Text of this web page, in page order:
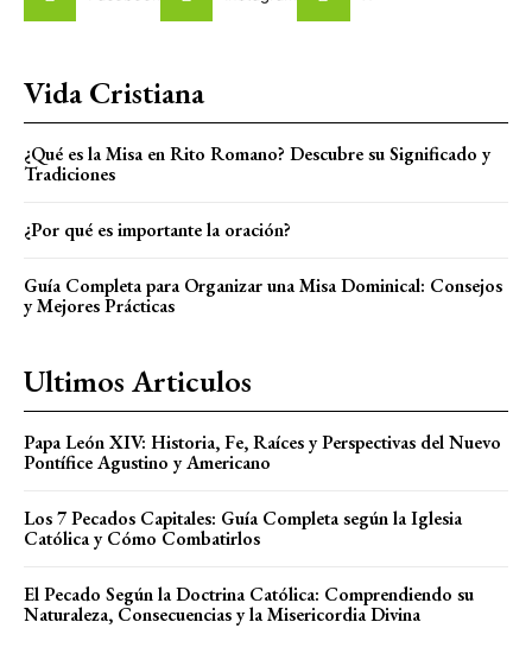
Vida Cristiana
¿Qué es la Misa en Rito Romano? Descubre su Significado y
Tradiciones
¿Por qué es importante la oración?
Guía Completa para Organizar una Misa Dominical: Consejos
y Mejores Prácticas
Ultimos Articulos
Papa León XIV: Historia, Fe, Raíces y Perspectivas del Nuevo
Pontífice Agustino y Americano
Los 7 Pecados Capitales: Guía Completa según la Iglesia
Católica y Cómo Combatirlos
El Pecado Según la Doctrina Católica: Comprendiendo su
Naturaleza, Consecuencias y la Misericordia Divina